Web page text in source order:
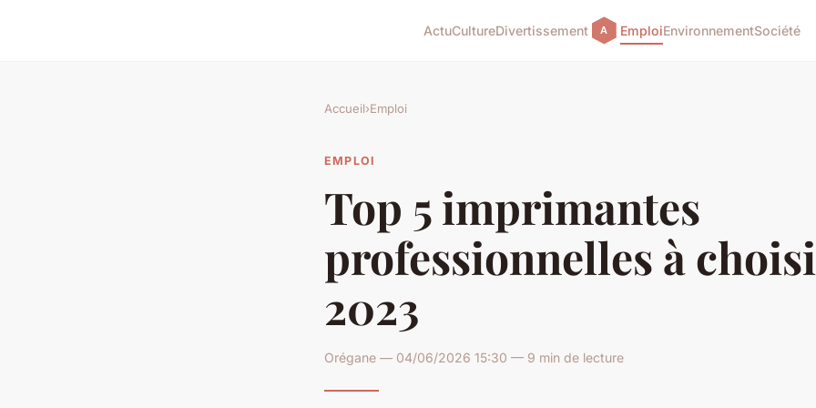
ActuCultureDivertissement EmploiEnvironnementSociété
Accueil›Emploi
EMPLOI
Top 5 imprimantes
professionnelles à
2023
Orégane — 04/06/2026 15:30 — 9 min de lecture